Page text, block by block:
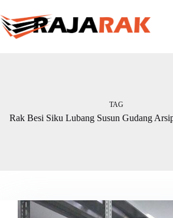
to
content
TAG
Rak Besi Siku Lubang Susun Gudang